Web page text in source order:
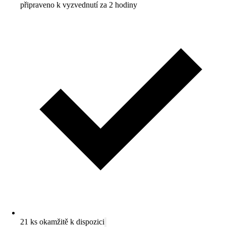
připraveno k vyzvednutí za 2 hodiny
21 ks okamžitě k dispozici